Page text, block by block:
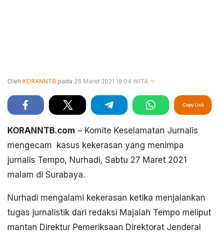
Oleh KORANNTB pada 28 Maret 2021 19:04 WITA
Copy Link
KORANNTB.com – Komite Keselamatan Jurnalis
mengecam kasus kekerasan yang menimpa
jurnalis Tempo, Nurhadi, Sabtu 27 Maret 2021
malam di Surabaya.
Nurhadi mengalami kekerasan ketika menjalankan
tugas jurnalistik dari redaksi Majalah Tempo meliput
mantan Direktur Pemeriksaan Direktorat Jenderal